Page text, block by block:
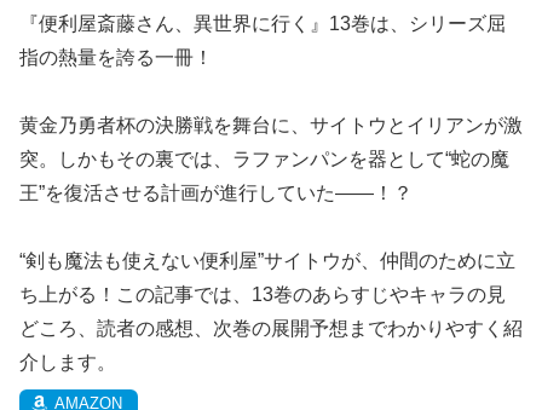
『便利屋斎藤さん、異世界に行く』13巻は、シリーズ屈
指の熱量を誇る一冊！
黄金乃勇者杯の決勝戦を舞台に、サイトウとイリアンが激
突。しかもその裏では、ラファンパンを器として“蛇の魔
王”を復活させる計画が進行していた――！？
“剣も魔法も使えない便利屋”サイトウが、仲間のために立
ち上がる！この記事では、13巻のあらすじやキャラの見
どころ、読者の感想、次巻の展開予想までわかりやすく紹
介します。